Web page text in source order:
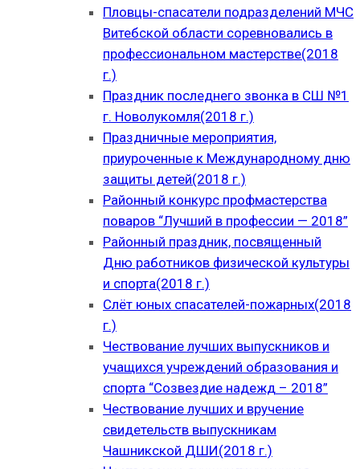
Пловцы-спасатели подразделений МЧС
Витебской области соревновались в
профессиональном мастерстве(2018
г.)
Праздник последнего звонка в СШ №1
г. Новолукомля(2018 г.)
Праздничные мероприятия,
приуроченные к Международному дню
защиты детей(2018 г.)
Районный конкурс профмастерства
поваров “Лучший в профессии — 2018”
Районный праздник, посвященный
Дню работников физической культуры
и спорта(2018 г.)
Слёт юных спасателей-пожарных(2018
г.)
Чествование лучших выпускников и
учащихся учреждений образования и
спорта “Созвездие надежд – 2018”
Чествование лучших и вручение
свидетельств выпускникам
Чашникской ДШИ(2018 г.)